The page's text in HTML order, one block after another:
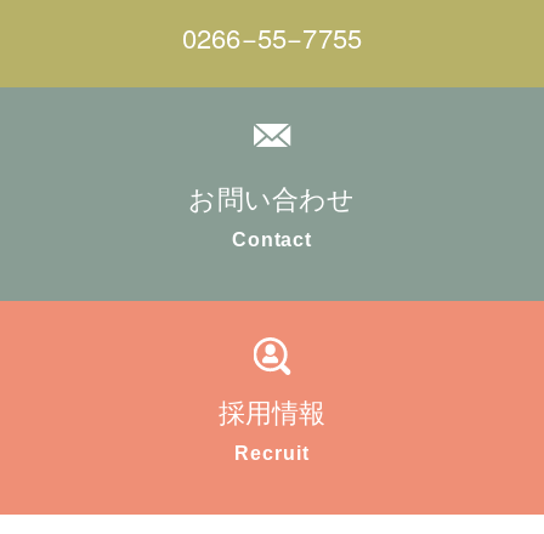
0266−55−7755
お問い合わせ
Contact
採用情報
Recruit